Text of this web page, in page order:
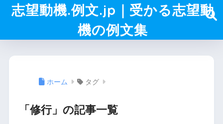
志望動機.例文.jp｜受かる志望動
機の例文集
ホーム タグ
「修行」の記事一覧